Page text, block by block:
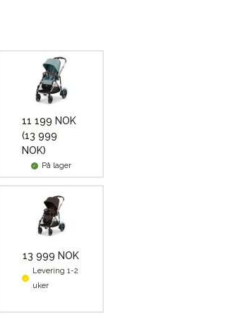
11 199 NOK
(13 999
NOK)
På lager
13 999 NOK
Levering 1-2
uker